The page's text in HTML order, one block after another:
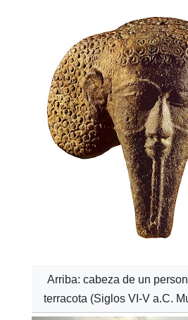
Arriba: cabeza de un
terracota (Siglos VI-V a.C.